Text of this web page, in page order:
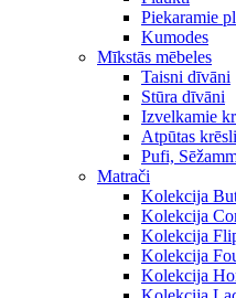
Piekaramie
Kumodes
Mīkstās mēbeles
Taisni dīvāni
Stūra dīvāni
Izvelkamie
Atpūtas
Pufi,
Matrači
Kolekcija
Kolekcija
Kolekcija
Kolekcija
Kolekcija